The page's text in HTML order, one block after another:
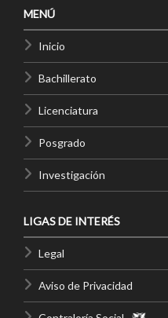
MENÚ
Inicio
Bachillerato
Licenciatura
Posgrado
Investigación
LIGAS DE INTERÉS
Legal
Aviso de Privacidad